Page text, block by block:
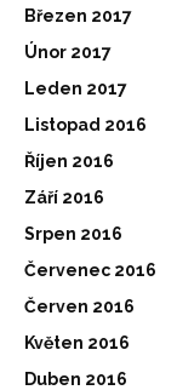
Březen 2017
Únor 2017
Leden 2017
Listopad 2016
Říjen 2016
Září 2016
Srpen 2016
Červenec 2016
Červen 2016
Květen 2016
Duben 2016